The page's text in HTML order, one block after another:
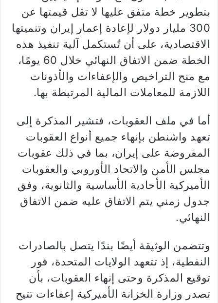
بتطوير خطة متفق عليها لا تقل قيمتها عن
300 مليار دولار لإعادة إعمار إيران وتنميتها
الاقتصادية، على أن تُستكمل آلية تنفيذ هذه
الخطة ضمن الاتفاق النهائي خلال 60 يومًا،
مع منح التراخيص والإعفاءات والأذونات
اللازمة للمعاملات المالية المرتبطة بها.
أما في ملف العقوبات، فتشير المذكرة إلى
تعهد واشنطن بإنهاء جميع أنواع العقوبات
المفروضة على إيران، بما في ذلك عقوبات
مجلس الأمن والاتحاد الأوروبي والعقوبات
الأميركية الأحادية الأساسية والثانوية، وفق
جدول زمني يتم الاتفاق عليه ضمن الاتفاق
النهائي.
وتتضمن الوثيقة أيضًا بندًا يتصل بالصادرات
النفطية، إذ تتعهد الولايات المتحدة، فور
توقيع المذكرة وحتى إنهاء العقوبات، بأن
تصدر وزارة الخزانة الأميركية إعفاءات تتيح